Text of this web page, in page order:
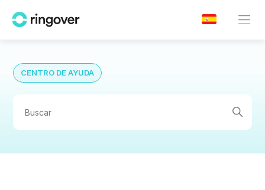
CENTRO DE AYUDA